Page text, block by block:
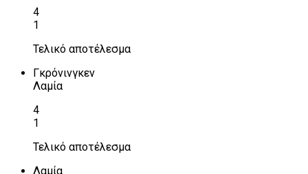
4
1
Τελικό αποτέλεσμα
Γκρόνινγκεν
Λαμία
4
1
Τελικό αποτέλεσμα
Λαμία